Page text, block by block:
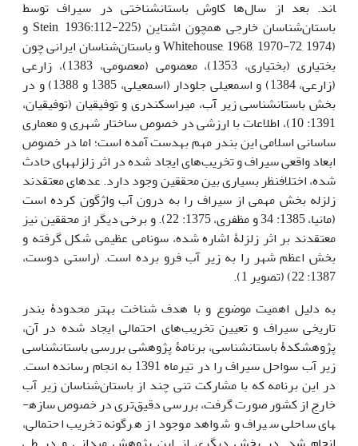
اند. بعد از سال‌ها کاوش باستان­شناختی در سیراف توسط
باستان‌شناسان خارجی همچون اشتاین (Stein, 1936:112-225 و
(Whitehouse, 1968, 1970-72, 1974 و باستان‌شناسان ایرانی چون
بختیاری (بختیاری، 1353)، معصومی (معصومی، 1383)، زارعی
(زارعی، 1384) و اسمعیلی جلودار (اسمعیلی، 1385 و 1388) و در
بخش باستان­شناسی زیر آب، میراسکندری و توفیقیان (توفیقیان،
1391: 10)، اطلاعات با ارزشی در خصوص ساختار شهری و معماری
ساسانی اسلامی این بندر مهم به­دست آمده است؛ اما در خصوص
ابعاد واقعی سیراف و تخریب‌های ایجاد شده در اثر زلزله­های حادث
شده، اختلاف­نظر بسیاری بین محققین وجود دارد. عده­ای معتقدند
زلزله بخش مهمی از سیراف را به درون آب واژگون کرده است
(مانیا، 1385: 34 و مظفری، 1375: 22). و برخی دیگر از محققین نیز
معتقدند بر اثر زلزلۀ اشاره شده، سونامی عظیمی شکل گرفته و
بخش اعظم شهر را به زیر آب فرو برده است. (راستی دوست،
1387: 22) (تصویر 1).
به دلیل اهمیت موضوع و با هدف شناخت بهتر محدودۀ بندر
تاریخی سیراف و تعیین تخریب‌های احتمالی ایجاد شده در آن،
پژوهشکدۀ باستان­شناسی، برنامۀ پژوهشی بررسی باستان­شناسی
زیر آب سواحل سیراف را در تیرماه 1391 به انجام رسانده است.
در این برنامه که با مشارکت تنی چند از باستان‌شناسان زیر آب
خارج از کشور صورت گرفت، بررسی دقیق‌تری در خصوص سازه­
های ساحلی سیراف و شواهد موجود از هرگونه تخریب احتمالی،